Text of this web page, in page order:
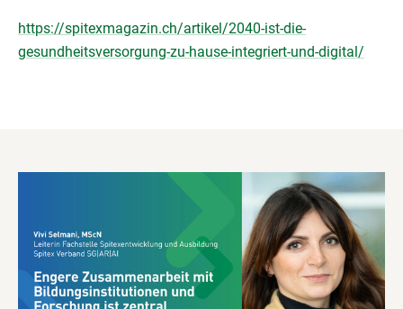
https://spitexmagazin.ch/artikel/2040-ist-die-
gesundheitsversorgung-zu-hause-integriert-und-digital/